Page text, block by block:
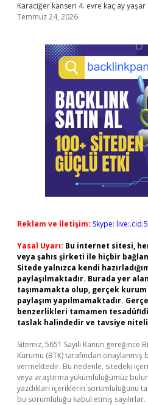
Karaciğer kanseri 4. evre kaç ay yaşar
Temmuz 24, 2026
Reklam ve İletişim: Skype:
Yasal Uyarı: Bu internet sitesi,
veya şahıs şirketi ile hiçbir
Sitede yalnızca kendi
paylaşılmaktadır. Burada yer
taşımamakta olup, gerçek
paylaşım yapılmamaktadır.
benzerlikleri tamamen
taslak halindedir ve tavsiye
Sitemiz, 5651 Sayılı Kanun
Kurumu (BTK) tarafından onaylanmış
vermektedir. Bu nedenle, sitedeki
veya araştırma yükümlülüğümüz
yazdıkları içeriklerin sorumluluğunu
bu sorumluluğu kabul etmiş sayılırlar.